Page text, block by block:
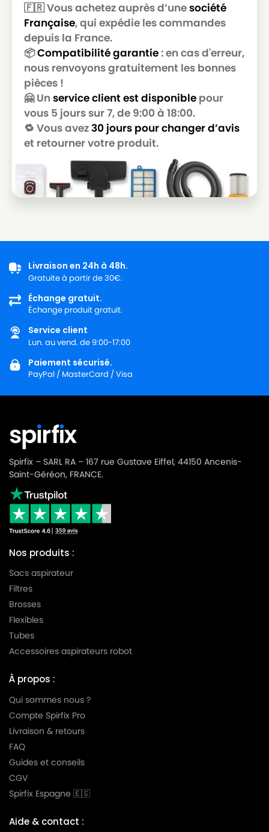
🇫🇷 Vous achetez auprès d’unesociété
Française, qui expédie les commandes
depuis la France.
📦Compatibilité garantie: en cas d'erreur,
nous renvoyons gratuitement les bonnes
pièces !
🤗 Un service client est disponible pour
vous 5 jours sur 7, de 9:00 à 18:00.
🔁 Vous avez30 jours pour changer d’avis
et retourner votre produit.
Livraison en 24h à 48h.
Gratuite à partir de 30€.
Échange gratuit.
Échange produit gratuit.
Service client
Lun. au vend. de 9:00-17:00
Paiement sécurisé.
PayPal / MasterCard / Visa
Spirfix – SARL RA – 167 rue Gustave Eiffel, 44150 Ancenis-
Saint-Géréon, FRANCE.
Nos produits :
Sacs aspirateur
Filtres
Brosses
Flexibles
Tubes
Accessoires aspirateurs robot
À propos :
Qui sommes nous ?
Compte Spirfix Pro
Livraison & retours
FAQ
Guides et conseils
CGV
Spirfix Espagne 🇪🇸
Aide & contact :